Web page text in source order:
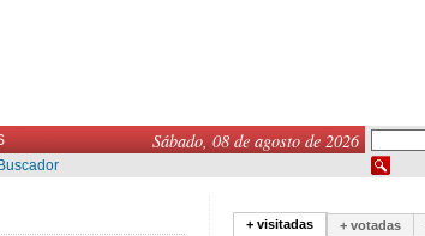
Sábado, 08 de agosto de 2026
Buscador
+ visitadas + votadas